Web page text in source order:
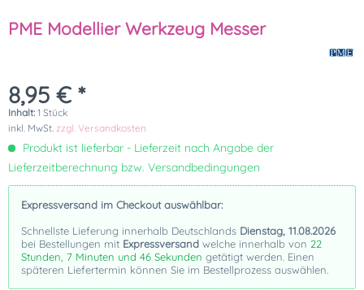
PME Modellier Werkzeug Messer
8,95 € *
Inhalt: 1 Stück
inkl. MwSt. zzgl. Versandkosten
Produkt ist lieferbar - Lieferzeit nach Angabe der
Lieferzeitberechnung bzw. Versandbedingungen
Expressversand im Checkout auswählbar:
Schnellste Lieferung innerhalb Deutschlands Dienstag, 11.08.2026
bei Bestellungen mit Expressversand welche innerhalb von 22
Stunden, 7 Minuten und 46 Sekunden getätigt werden. Einen
späteren Liefertermin können Sie im Bestellprozess auswählen.